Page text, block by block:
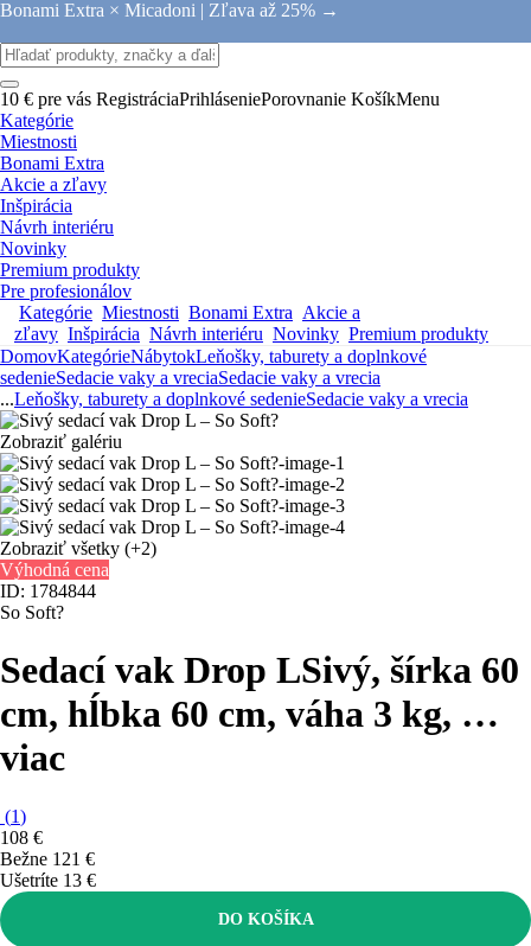
Bonami Extra × Micadoni | Zľava až 25% →
10 € pre vás RegistráciaPrihláseniePorovnanie KošíkMenu
Kategórie
Miestnosti
Bonami Extra
Akcie a zľavy
Inšpirácia
Návrh interiéru
Novinky
Premium produkty
Pre profesionálov
Kategórie Miestnosti Bonami Extra Akcie a
zľavy Inšpirácia Návrh interiéru Novinky Premium produkty
DomovKategórieNábytokLeňošky, taburety a doplnkové
sedenieSedacie vaky a vreciaSedacie vaky a vrecia
...Leňošky, taburety a doplnkové sedenieSedacie vaky a vrecia
Zobraziť galériu
Zobraziť všetky (+2)
Výhodná cena
ID: 1784844
So Soft?
Sedací vak Drop LSivý, šírka 60
cm, hĺbka 60 cm, váha 3 kg, …
viac
(1)
108 €
Bežne 121 €
Ušetríte 13 €
DO KOŠÍKA